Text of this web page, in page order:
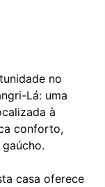
no
Lá: uma
à
conforto,
casa oferece